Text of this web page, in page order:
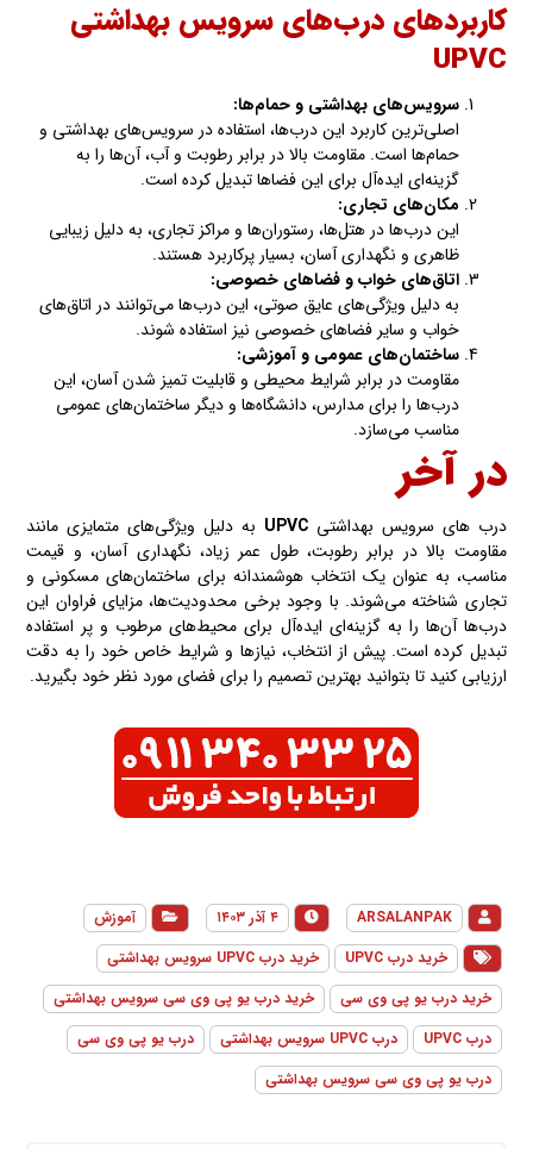
کاربردهای درب‌های سرویس بهداشتی
UPVC
سرویس‌های بهداشتی و حمام‌ها:
اصلی‌ترین کاربرد این درب‌ها، استفاده در سرویس‌های بهداشتی و
حمام‌ها است. مقاومت بالا در برابر رطوبت و آب، آن‌ها را به
گزینه‌ای ایده‌آل برای این فضاها تبدیل کرده است.
مکان‌های تجاری:
این درب‌ها در هتل‌ها، رستوران‌ها و مراکز تجاری، به دلیل زیبایی
ظاهری و نگهداری آسان، بسیار پرکاربرد هستند.
اتاق‌های خواب و فضاهای خصوصی:
به دلیل ویژگی‌های عایق صوتی، این درب‌ها می‌توانند در اتاق‌های
خواب و سایر فضاهای خصوصی نیز استفاده شوند.
ساختمان‌های عمومی و آموزشی:
مقاومت در برابر شرایط محیطی و قابلیت تمیز شدن آسان، این
درب‌ها را برای مدارس، دانشگاه‌ها و دیگر ساختمان‌های عمومی
مناسب می‌سازد.
در آخر
درب های سرویس بهداشتیUPVC به دلیل ویژگی‌های متمایزی مانند
مقاومت بالا در برابر رطوبت، طول عمر زیاد، نگهداری آسان، و قیمت
مناسب، به عنوان یک انتخاب هوشمندانه برای ساختمان‌های مسکونی و
تجاری شناخته می‌شوند. با وجود برخی محدودیت‌ها، مزایای فراوان این
درب‌ها آن‌ها را به گزینه‌ای ایده‌آل برای محیط‌های مرطوب و پر استفاده
تبدیل کرده است. پیش از انتخاب، نیازها و شرایط خاص خود را به دقت
ارزیابی کنید تا بتوانید بهترین تصمیم را برای فضای مورد نظر خود بگیرید.
ARSALANPAK ۴ آذر ۱۴۰۳
آموزش
خرید درب UPVC
خرید درب UPVC سرویس بهداشتی
خرید درب یو پی وی سی
خرید درب یو پی وی سی سرویس بهداشتی
درب UPVC
درب UPVC سرویس بهداشتی
درب یو پی وی سی
درب یو پی وی سی سرویس بهداشتی